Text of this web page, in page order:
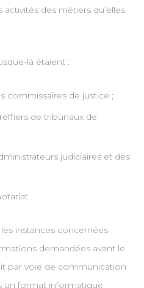
des métiers qu’elles
là étaient :
commissaires de justice ;
de tribunaux de
judiciaires et des
instances concernées
demandées avant le
par voie de communication
un format informatique